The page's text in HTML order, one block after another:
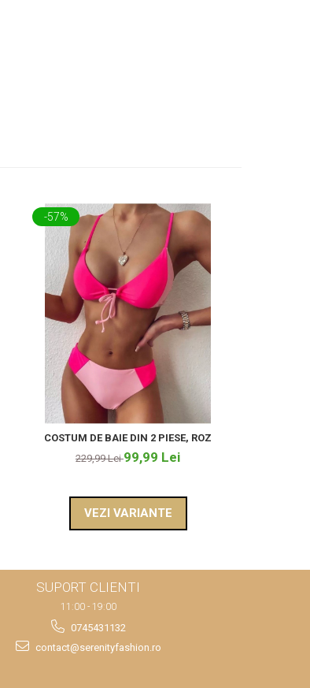
-57%
COSTUM DE BAIE DIN 2 PIESE, ROZ
229,99 Lei99,99 Lei
VEZI VARIANTE
SUPORT CLIENTI
11:00 - 19:00
0745431132
contact@serenityfashion.ro